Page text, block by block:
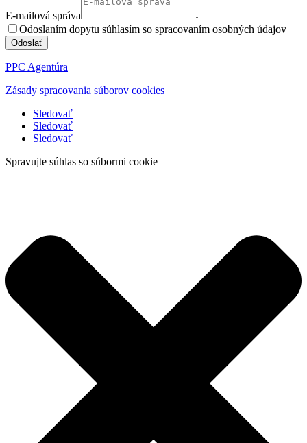
E-mailová správa
Odoslaním dopytu súhlasím so spracovaním osobných údajov
Odoslať
PPC Agentúra
Zásady spracovania súborov cookies
Sledovať
Sledovať
Sledovať
Spravujte súhlas so súbormi cookie